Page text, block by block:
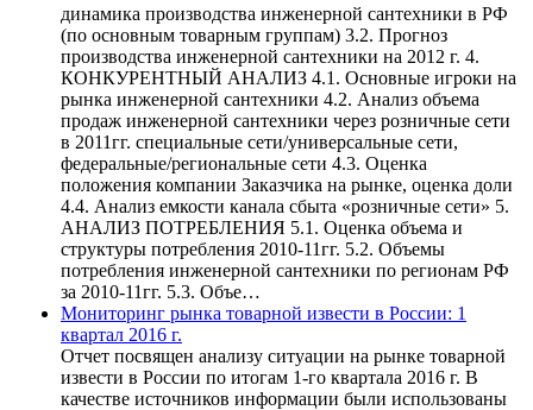
динамика производства инженерной сантехники в РФ
(по основным товарным группам) 3.2. Прогноз
производства инженерной сантехники на 2012 г. 4.
КОНКУРЕНТНЫЙ АНАЛИЗ 4.1. Основные игроки на
рынка инженерной сантехники 4.2. Анализ объема
продаж инженерной сантехники через розничные сети
в 2011гг. специальные сети/универсальные сети,
федеральные/региональные сети 4.3. Оценка
положения компании Заказчика на рынке, оценка доли
4.4. Анализ емкости канала сбыта «розничные сети» 5.
АНАЛИЗ ПОТРЕБЛЕНИЯ 5.1. Оценка объема и
структуры потребления 2010-11гг. 5.2. Объемы
потребления инженерной сантехники по регионам РФ
за 2010-11гг. 5.3. Объе…
Мониторинг рынка товарной извести в России: 1
квартал 2016 г.
Отчет посвящен анализу ситуации на рынке товарной
извести в России по итогам 1-го квартала 2016 г. В
качестве источников информации были использованы